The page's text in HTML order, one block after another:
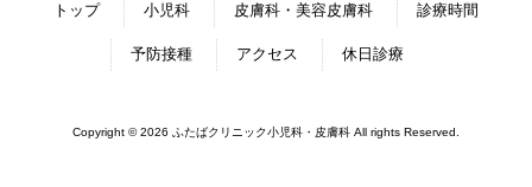
トップ 小児科 皮膚科・美容皮膚科 診療時間
予防接種 アクセス 休日診療
Copyright © 2026 ふたばクリニック小児科・皮膚科 All rights Reserved.